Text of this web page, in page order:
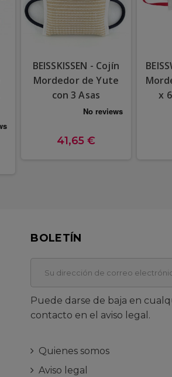
BEISSKISSEN - Cojín
Mordedor de Yute
con 3 Asas
41,65 €
x
BOLETÍN
Puede darse de baja en
contacto en el aviso legal.
Quienes somos
Aviso legal